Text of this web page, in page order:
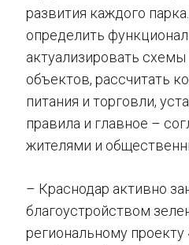
развития каждого
определить
актуализировать
объектов, рассчитать
питания и торговли,
правила и главное –
жителями и
– Краснодар активно
благоустройством
региональному